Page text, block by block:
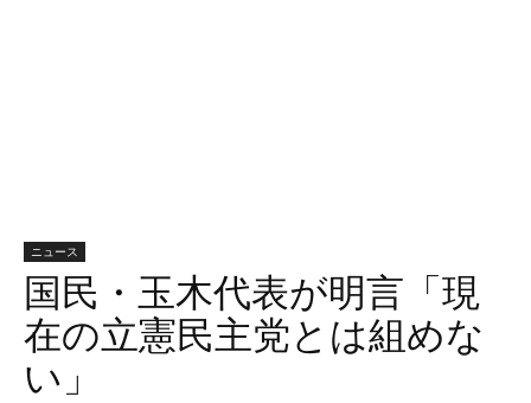
ニュース
国民・玉木代表が明言「現
在の立憲民主党とは組めな
い」